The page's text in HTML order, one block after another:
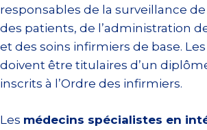
responsables de la surveillance de
des patients, de l’administration
et des soins infirmiers de base.
doivent être titulaires d’un
inscrits à l’Ordre des infirmiers.
Les médecins spécialistes en